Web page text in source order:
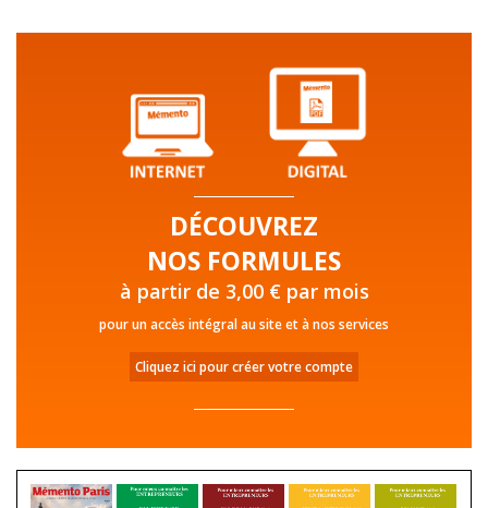
DÉCOUVREZ
NOS FORMULES
à partir de 3,00 € par mois
pour un accès intégral au site et à nos services
Cliquez ici pour créer votre compte